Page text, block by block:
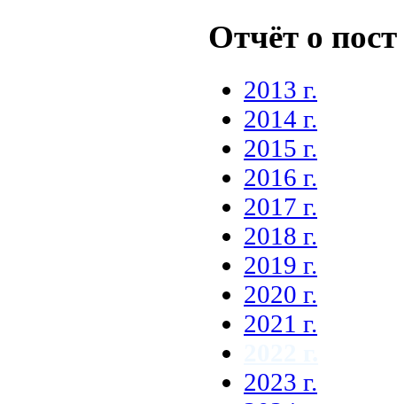
Отчёт о
2013 г.
2014 г.
2015 г.
2016 г.
2017 г.
2018 г.
2019 г.
2020 г.
2021 г.
2023 г.